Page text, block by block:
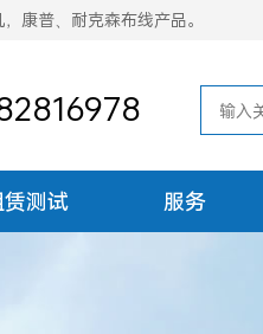
康普、耐克森布线产品。
测试 服务